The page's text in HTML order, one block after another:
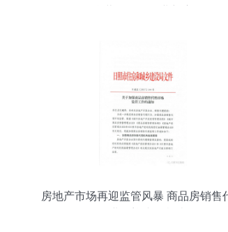
房地产市场再迎监管风暴 商品房销售